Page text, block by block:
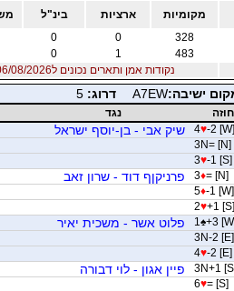
מקומיות ארציות בינ"ל
328
0
0
483
1
0
נקודות אמן ותארים נכונים ל06/08/2026
ישיבה:A7EW דרוג:5
חוזה
נגד
4♥-2 [W] שיק אבי - בן-יוסף ישראל
3N= [N]
3♥-1 [S]
3♦= [N] פרניקןף דוד - שרון זאב
5♦-1 [W]
2♥+1 [S]
1 ♠+3 פלוט אשר - משכית יאיר
3N-2 [E]
4♥-2 [E]
3N+1 פיין אגון - לוי דבורה
6♥= [S]